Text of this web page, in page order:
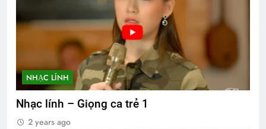
NHẠC LÍNH
Nhạc lính – Giọng ca trẻ 1
2 years ago